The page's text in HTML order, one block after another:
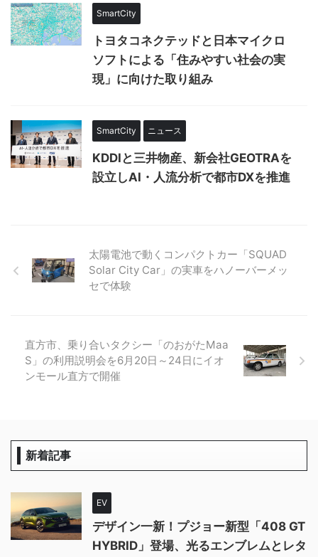
SmartCity
トヨタコネクテッドと日本マイクロ
ソフトによる「住みやすい社会の実
現」に向けた取り組み
SmartCity ニュース
KDDIと三井物産、新会社GEOTRAを
設立しAI・人流分析で都市DXを推進
太陽電池で動くコンパクトカー「SQUAD
Solar City Car」の実車をハノーバーメッ
セで体験
直方市、乗り合いタクシー「のおがたMaa
S」の利用説明会を6月20日～24日にイオ
ンモール直方で開催
新着記事
EV
デザイン一新！プジョー新型「408 GT
HYBRID」登場、光るエンブレムとレタ